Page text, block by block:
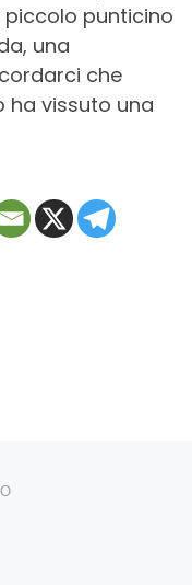
piccolo punticino
una
che
ha vissuto una